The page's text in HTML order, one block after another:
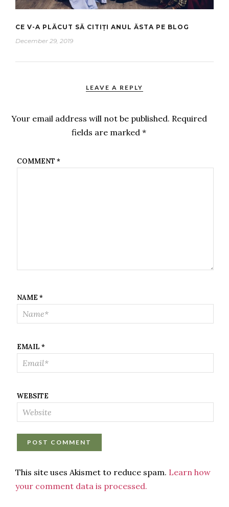
CE V-A PLĂCUT SĂ CITIȚI ANUL ĂSTA PE BLOG
December 29, 2019
LEAVE A REPLY
Your email address will not be published. Required
fields are marked*
COMMENT *
NAME *
EMAIL *
WEBSITE
This site uses Akismet to reduce spam. Learn how
your comment data is processed.